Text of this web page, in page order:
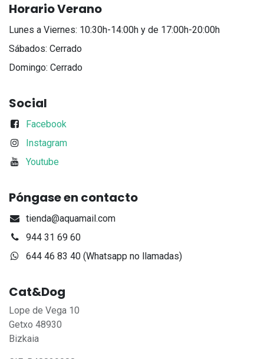
Horario Verano
Lunes a Viernes: 10:30h-14:00h y de 17:00h-20:00h
Sábados: Cerrado
Domingo: Cerrado
Social
Facebook
Instagram
Youtube
Póngase en contacto
tienda@aquamail.com
944 31 69 60
644 46 83 40 (Whatsapp no llamadas)
Cat&Dog
Lope de Vega 10
Getxo 48930
Bizkaia